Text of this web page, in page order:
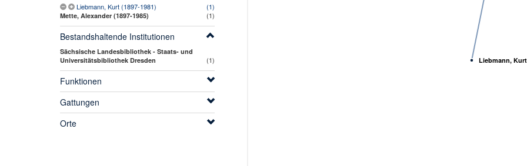
Liebmann, Kurt (1897-1981) (1)
Mette, Alexander (1897-1985) (1)
Bestandshaltende Institutionen
Sächsische Landesbibliothek - Staats- und
Universitätsbibliothek Dresden
(1)
Funktionen
Gattungen
Orte
Liebmann, Kurt